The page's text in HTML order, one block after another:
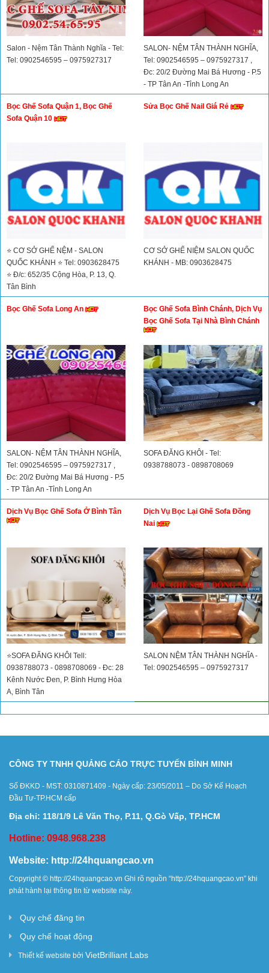
Salon - Nệm Tân Thành Nghĩa - Tel:
Tel: 0902546595 – 0975927317
SALON- NỆM TÂN THÀNH NGHĨA,
Tel: 0902546595 – 0975927317 ,
Đc: 20/2 Đường Mai Bá Hương - P.5
- TP Tân An -Tỉnh Long An
Bọc Ghế Sofa Quận 1, Bọc Ghế
Sofa Quận 10
⭐ CƠ SỞ GHẾ NỆM - SALON
QUỐC KHÁNH ⭐ Tel: 0903628475
⭐ Đ/c: 652/35 Cộng Hòa, P. 13, Q.
Tân Bình
Sửa Bọc Ghế Nail Giá Rẻ
CƠ SỞ GHẾ NIỆM SALON QUỐC
KHÁNH - MB: 0903628475
Bọc Ghế Sofa Long An
SALON- NỆM TÂN THÀNH NGHĨA,
Tel: 0902546595 – 0975927317 ,
Đc: 20/2 Đường Mai Bá Hương - P.5
- TP Tân An -Tỉnh Long An
Bọc Ghế Sofa Bình Chánh, Dịch Vụ
Bọc Ghế Sofa Tại Nhà Bình Chánh
SOFA ĐĂNG KHÔI - Tel:
0938788073 - 0898708069
Dịch Vụ Bọc Ghế Sofa Ở Bình Tân
⭐SOFA ĐĂNG KHÔI Tell:
0938788073 - 0898708069 - Đc: 28
Kênh Nước Đen, P. Bình Hưng Hòa
A, Bình Tân
Dịch Vụ Bọc Lại Ghế Sofa Đồng
Nai
SALON NỆM TÂN THÀNH NGHĨA -
Tel: 0902546595 – 0975927317
CÔNG TY TNHH QUẢNG CÁO TRỰC TUYẾN BÌNH MINH
Số ĐKKD - MST: 0310871409 - Ngày cấp: 23/05/2011 – Do Sở Kế Hoạch
Đầu Tư-TP.HCM cấp
Địa chỉ: 118/1/9 Lê Văn Thọ, P.11, Q.Gò Vấp, TP.HCM
Hotline: 0948.968.238
Website: http://24hquangcao.vn
Copyright © http://24hquangcao.vn Ghi rõ nguồn “http://24hquangcao.vn” khi
phát hành lại thông tin từ website này.
Quy chế đăng tin
Quy chế hoạt động
Thiết kế website bởi VietBrilliant Labs